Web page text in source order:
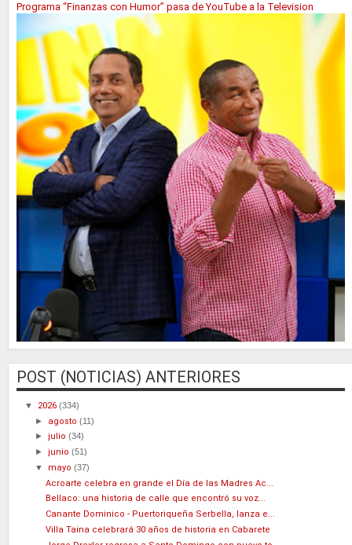
Programa “Finanzas con Humor” pasa de YouTube a la Television
POST (NOTICIAS) ANTERIORES
▼ 2026 (334)
► agosto(11)
►julio(34)
►junio(51)
▼ mayo(37)
Acroarte celebra en grande el Día de las Madres Ac...
Bellaco: una historia de calle que encontró su voz...
Canante Dominico - Puertoriqueña Serbella, lanza e...
Villa Taina celebrará 30 años de historia en Cabarete